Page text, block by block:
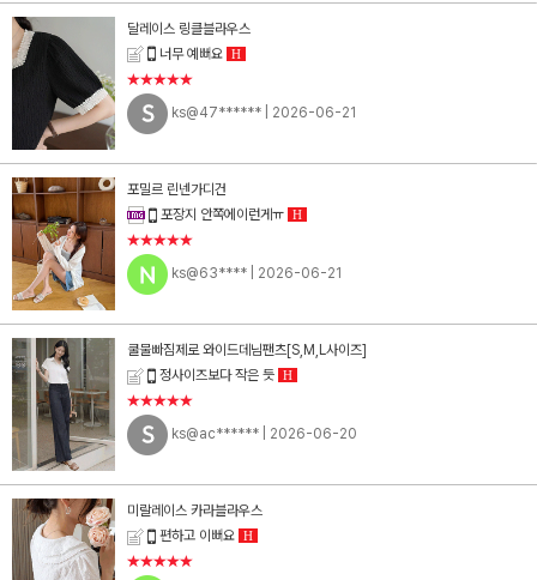
달레이스 링클블라우스
너무 예뻐요 H
★★★★★
ks@47******
| 2026-06-21
포밀르 린넨가디건
포장지 안쪽에이런게ㅠ H
★★★★★
ks@63****
| 2026-06-21
쿨물빠짐제로 와이드데님팬츠[S,M,L사이즈]
정사이즈보다 작은 듯 H
★★★★★
ks@ac******
| 2026-06-20
미랄레이스 카라블라우스
편하고 이뻐요 H
★★★★★